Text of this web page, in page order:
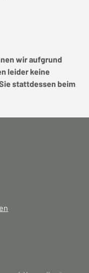
wir aufgrund
leider keine
stattdessen beim